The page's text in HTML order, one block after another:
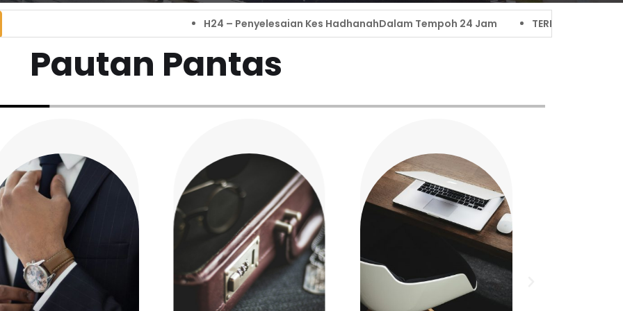
H24 – Penyelesaian Kes HadhanahDalam Tempoh 24 Jam TERIMAAN PEMBAYARAN TANPA TUNAI
Pautan Pantas